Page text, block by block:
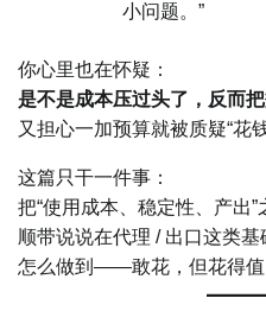
小问题。”
你心里也在怀疑：
是不是成本压过头了，反而
又担心一加预算就被质疑“花
这篇只干一件事：
把“使用成本、稳定性、产出”
顺带说说在代理 / 出口这类基
怎么做到——敢花，但花得值